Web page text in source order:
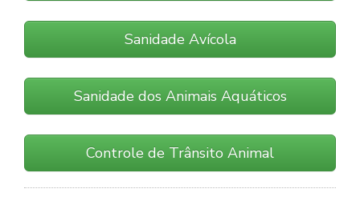
Sanidade Avícola
Sanidade dos Animais Aquáticos
Controle de Trânsito Animal